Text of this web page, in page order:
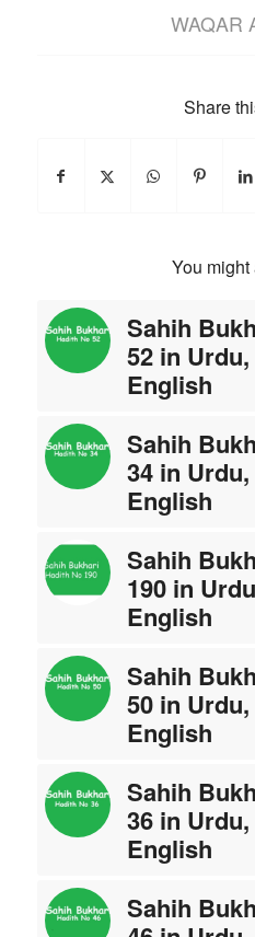
WAQAR
Share
You
Sahih
52 in
English
Sahih
34 in
English
Sahih
190 in
English
Sahih
50 in
English
Sahih
36 in
English
Sahih